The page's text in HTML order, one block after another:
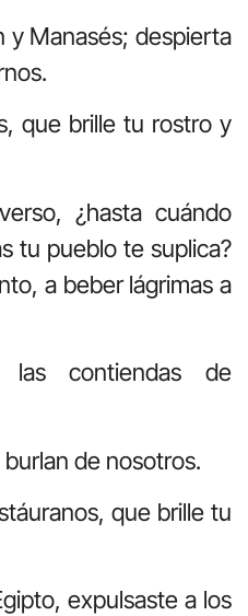
y Manasés; despierta
que brille tu rostro y
¿hasta cuándo
tu pueblo te suplica?
a beber lágrimas a
las contiendas de
de nosotros.
que brille tu
expulsaste a los